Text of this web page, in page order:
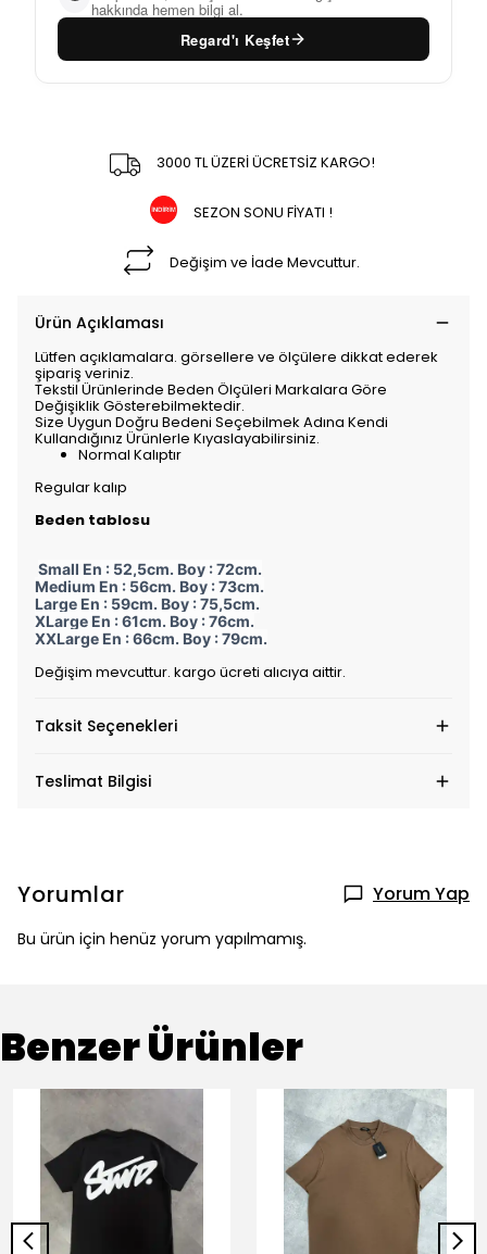
hakkında hemen bilgi al.
Regard'ı Keşfet
3000 TL ÜZERİ ÜCRETSİZ KARGO!
SEZON SONU FİYATI !
Değişim ve İade Mevcuttur.
Ürün Açıklaması
Lütfen açıklamalara. görsellere ve ölçülere dikkat ederek
şipariş veriniz.
Tekstil Ürünlerinde Beden Ölçüleri Markalara Göre
Değişiklik Gösterebilmektedir.
Size Uygun Doğru Bedeni Seçebilmek Adına Kendi
Kullandığınız Ürünlerle Kıyaslayabilirsiniz.
Normal Kalıptır
Regular kalıp
Beden tablosu
Small En : 52,5cm. Boy : 72cm.
Medium En : 56cm. Boy : 73cm.
Large En : 59cm. Boy : 75,5cm.
XLarge En : 61cm. Boy : 76cm.
XXLarge En : 66cm. Boy : 79cm.
Değişim mevcuttur. kargo ücreti alıcıya aittir.
Taksit Seçenekleri
Teslimat Bilgisi
Yorumlar Yorum Yap
Bu ürün için henüz yorum yapılmamış.
Benzer Ürünler